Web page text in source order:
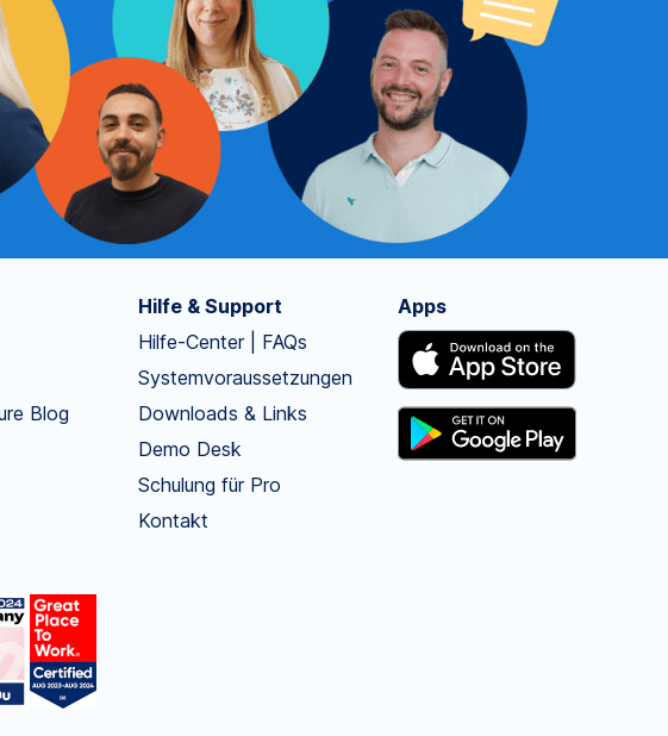
Blog
Hilfe & Support
Hilfe-Center | FAQs
Systemvoraussetzungen
Downloads & Links
Demo Desk
Schulung für Pro
Kontakt
Apps